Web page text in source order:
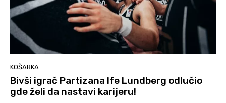
KOŠARKA
Bivši igrač Partizana Ife Lundberg odlučio
gde želi da nastavi karijeru!